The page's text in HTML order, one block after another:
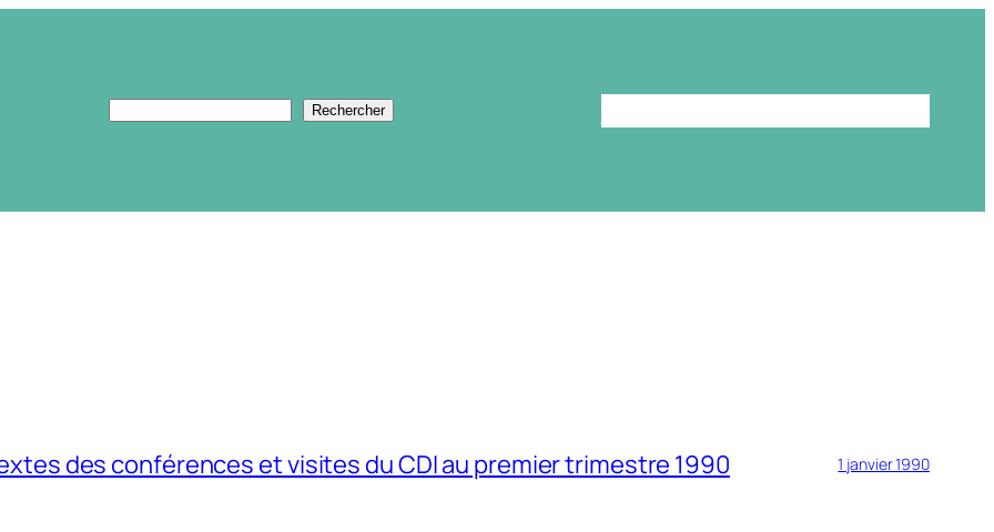
Rechercher Rechercher
des conférences et visites du CDI au premier trimestre 1990 1 janvier 1990